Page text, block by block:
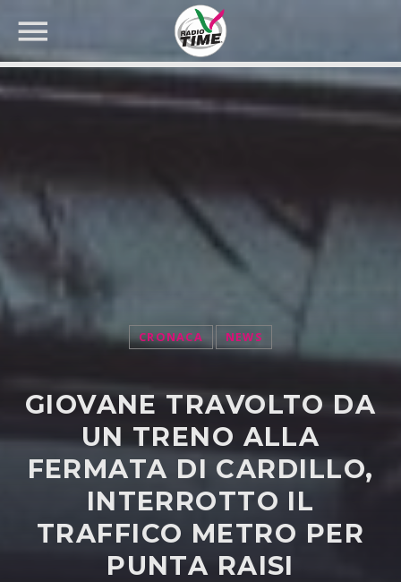
CERCA NEL SITO WEB:
CRONACA NEWS
GIOVANE TRAVOLTO DA
UN TRENO ALLA
FERMATA DI CARDILLO,
INTERROTTO IL
TRAFFICO METRO PER
PUNTA RAISI